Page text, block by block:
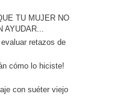
TU MUJER NO
AYUDAR...
retazos de
cómo lo hiciste!
con suéter viejo